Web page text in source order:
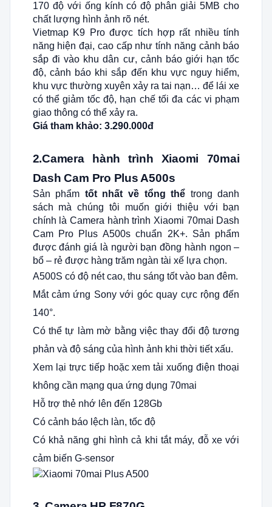
170 độ với ống kính có độ phân giải 5MB cho
chất lượng hình ảnh rõ nét.
Vietmap K9 Pro được tích hợp rất nhiều tính
năng hiện đại, cao cấp như tính năng cảnh báo
sắp đi vào khu dân cư, cảnh báo giới hạn tốc
độ, cảnh báo khi sắp đến khu vực nguy hiểm,
khu vực thường xuyên xảy ra tai nạn… để lái xe
có thể giảm tốc độ, hạn chế tối đa các vi phạm
giao thông có thể xảy ra.
Giá tham khảo: 3.290.000đ
2.Camera hành trình Xiaomi 70mai
Dash Cam Pro Plus A500s
Sản phẩm tốt nhất về tổng thể trong danh
sách mà chúng tôi muốn giới thiệu với bạn
chính là Camera hành trình Xiaomi 70mai Dash
Cam Pro Plus A500s chuẩn 2K+. Sản phẩm
được đánh giá là người bạn đồng hành ngon –
bổ – rẻ được hàng trăm ngàn tài xế lựa chọn.
A500S có độ nét cao, thu sáng tốt vào ban đêm.
Mắt cảm ứng Sony với góc quay cực rộng đến
140°.
Có thể tự làm mờ bằng việc thay đổi độ tương
phản và độ sáng của hình ảnh khi thời tiết xấu.
Xem lại trực tiếp hoặc xem tải xuống điện thoại
không cần mạng qua ứng dụng 70mai
Hỗ trợ thẻ nhớ lên đến 128Gb
Có cảnh báo lệch làn, tốc độ
Có khả năng ghi hình cả khi tắt máy, đỗ xe với
cảm biến G-sensor